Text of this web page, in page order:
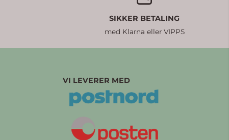
SIKKER BETALING
med Klarna eller VIPPS
VI LEVERER MED